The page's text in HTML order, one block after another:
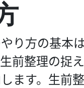
り方の基本
前整理の捉
ます。生前